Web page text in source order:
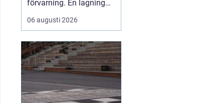
förvarning. En lagning
lossnar under lunchen,
en tand går av under en
värk blir plötsligt så
stark att sömnen störs.
Då uppstårbeho...
06 augusti 2026